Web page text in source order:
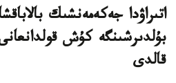
اتىراۋدا جەكەمەنشىك
بۇلدىرشىنگە كۇش
قالدى